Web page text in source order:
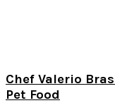
Chef Valerio
Pet Food